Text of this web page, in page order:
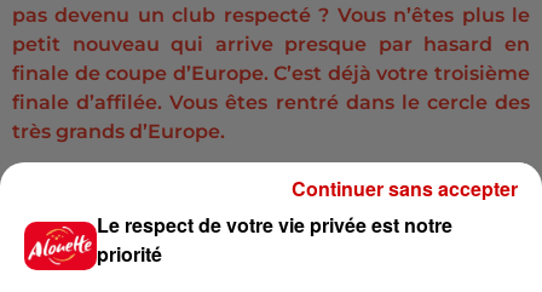
pas devenu un club respecté ? Vous n’êtes plus le
petit nouveau qui arrive presque par hasard en
finale de coupe d’Europe. C’est déjà votre troisième
finale d’affilée. Vous êtes rentré dans le cercle des
très grands d’Europe.
On est champion d’Europe en titre. Le club participe
de manière régulière aux finales. Doncoui c’est
légitime. Disons que le sujet de la légitimité se posait
il y a quelque temps encore pour nous. Aujourd’hui
Le respect de votre vie privée est notre
priorité
Continuer sans accepter